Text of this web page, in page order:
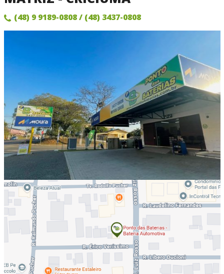
(48) 9 9189-0808/ (48) 3437-0808